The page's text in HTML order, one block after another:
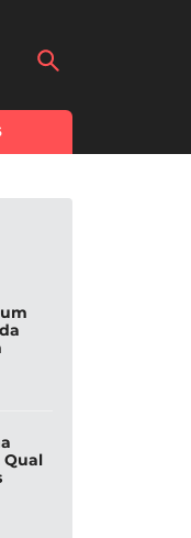
contacto
Vai
de
Qual